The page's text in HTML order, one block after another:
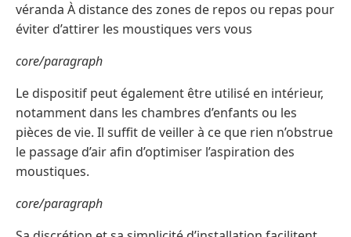
véranda À distance des zones de repos ou repas pour
éviter d’attirer les moustiques vers vous
core/paragraph
Le dispositif peut également être utilisé en intérieur,
notamment dans les chambres d’enfants ou les
pièces de vie. Il suffit de veiller à ce que rien n’obstrue
le passage d’air afin d’optimiser l’aspiration des
moustiques.
core/paragraph